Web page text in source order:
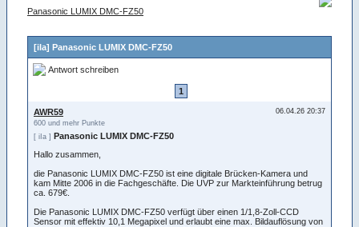
Panasonic LUMIX DMC-FZ50
[iIa] Panasonic LUMIX DMC-FZ50
Antwort schreiben
1
06.04.26 20:37
AWR59
600 und mehr Punkte
[ iIa ] Panasonic LUMIX DMC-FZ50
Hallo zusammen,
die Panasonic LUMIX DMC-FZ50 ist eine digitale Brücken-Kamera und
kam Mitte 2006 in die Fachgeschäfte. Die UVP zur Markteinführung betrug
ca. 679€.
Die Panasonic LUMIX DMC-FZ50 verfügt über einen 1/1,8-Zoll-CCD
Sensor mit effektiv 10,1 Megapixel und erlaubt eine max. Bildauflösung von